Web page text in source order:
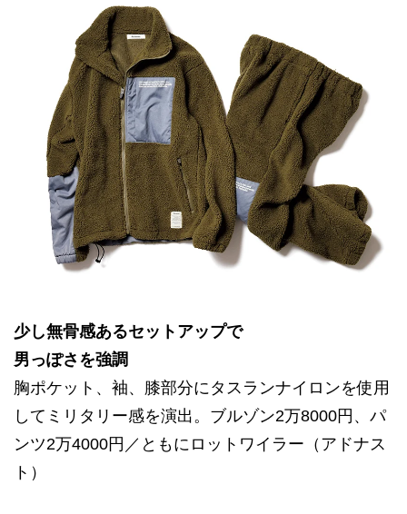
少し無骨感あるセットアップで
男っぽさを強調
胸ポケット、袖、膝部分にタスランナイロンを使用
してミリタリー感を演出。ブルゾン2万8000円、パ
ンツ2万4000円／ともにロットワイラー（アドナス
ト）